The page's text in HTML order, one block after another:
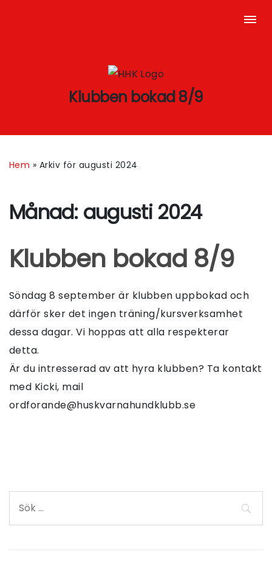
Klubben bokad 8/9
Hem » Arkiv för augusti 2024
Månad: augusti 2024
Klubben bokad 8/9
Söndag 8 september är klubben uppbokad och
därför sker det ingen träning/kursverksamhet
dessa dagar. Vi hoppas att alla respekterar
detta.
Är du intresserad av att hyra klubben? Ta kontakt
med Kicki, mail
ordforande@huskvarnahundklubb.se